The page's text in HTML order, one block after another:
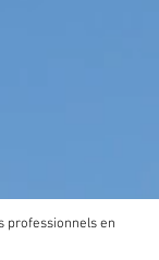
professionnels en